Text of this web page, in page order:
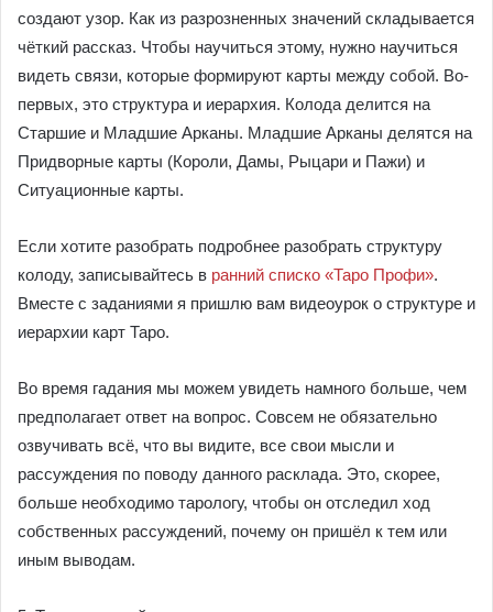
создают узор. Как из разрозненных значений складывается
чёткий рассказ. Чтобы научиться этому, нужно научиться
видеть связи, которые формируют карты между собой. Во-
первых, это структура и иерархия. Колода делится на
Старшие и Младшие Арканы. Младшие Арканы делятся на
Придворные карты (Короли, Дамы, Рыцари и Пажи) и
Ситуационные карты.
Если хотите разобрать подробнее разобрать структуру
колоду, записывайтесь в ранний списко «Таро Профи».
Вместе с заданиями я пришлю вам видеоурок о структуре и
иерархии карт Таро.
Во время гадания мы можем увидеть намного больше, чем
предполагает ответ на вопрос. Совсем не обязательно
озвучивать всё, что вы видите, все свои мысли и
рассуждения по поводу данного расклада. Это, скорее,
больше необходимо тарологу, чтобы он отследил ход
собственных рассуждений, почему он пришёл к тем или
иным выводам.